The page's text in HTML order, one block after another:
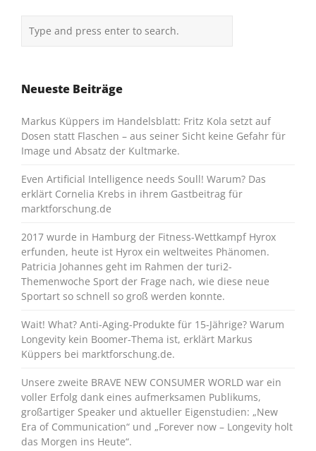
Neueste Beiträge
Markus Küppers im Handelsblatt: Fritz Kola setzt auf
Dosen statt Flaschen – aus seiner Sicht keine Gefahr für
Image und Absatz der Kultmarke.
Even Artificial Intelligence needs Soull! Warum? Das
erklärt Cornelia Krebs in ihrem Gastbeitrag für
marktforschung.de
2017 wurde in Hamburg der Fitness-Wettkampf Hyrox
erfunden, heute ist Hyrox ein weltweites Phänomen.
Patricia Johannes geht im Rahmen der turi2-
Themenwoche Sport der Frage nach, wie diese neue
Sportart so schnell so groß werden konnte.
Wait! What? Anti-Aging-Produkte für 15-Jährige? Warum
Longevity kein Boomer-Thema ist, erklärt Markus
Küppers bei marktforschung.de.
Unsere zweite BRAVE NEW CONSUMER WORLD war ein
voller Erfolg dank eines aufmerksamen Publikums,
großartiger Speaker und aktueller Eigenstudien: „New
Era of Communication“ und „Forever now – Longevity holt
das Morgen ins Heute“.